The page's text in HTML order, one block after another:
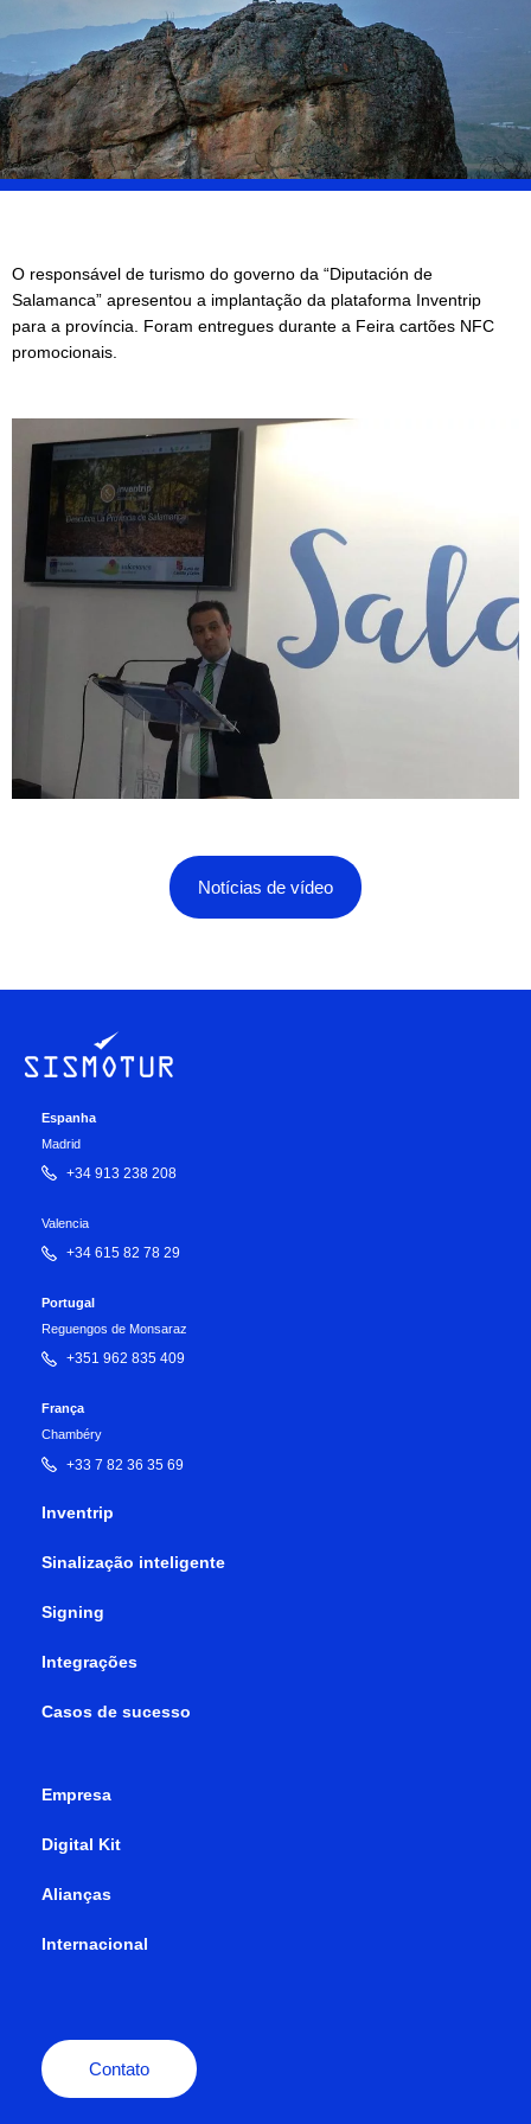
O responsável de turismo do governo da “Diputación de
Salamanca” apresentou a implantação da plataforma Inventrip
para a província. Foram entregues durante a Feira cartões NFC
promocionais.
Notícias de vídeo
Espanha
Madrid
+34 913 238 208
Valencia
+34 615 82 78 29
Portugal
Reguengos de Monsaraz
+351 962 835 409
França
Chambéry
+33 7 82 36 35 69
Inventrip
Sinalização inteligente
Signing
Integrações
Casos de sucesso
Empresa
Digital Kit
Alianças
Internacional
Contato